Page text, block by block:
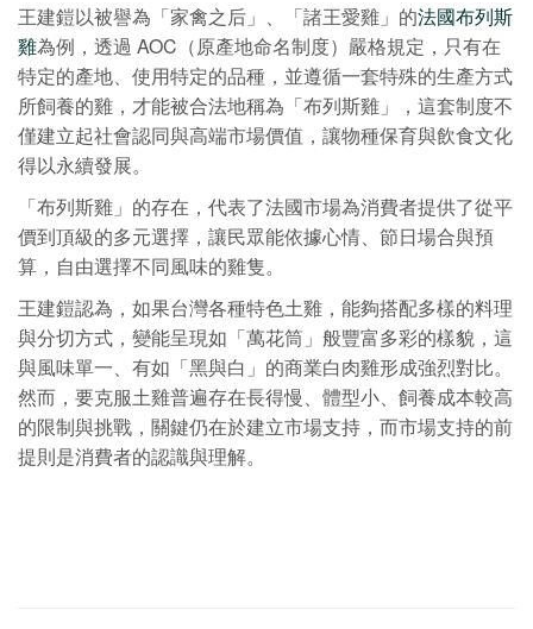
王建鎧以被譽為「家禽之后」、「諸王愛雞」的法國布列斯
雞為例，透過 AOC（原產地命名制度）嚴格規定，只有在
特定的產地、使用特定的品種，並遵循一套特殊的生產方式
所飼養的雞，才能被合法地稱為「布列斯雞」，這套制度不
僅建立起社會認同與高端市場價值，讓物種保育與飲食文化
得以永續發展。
「布列斯雞」的存在，代表了法國市場為消費者提供了從平
價到頂級的多元選擇，讓民眾能依據心情、節日場合與預
算，自由選擇不同風味的雞隻。
王建鎧認為，如果台灣各種特色土雞，能夠搭配多樣的料理
與分切方式，變能呈現如「萬花筒」般豐富多彩的樣貌，這
與風味單一、有如「黑與白」的商業白肉雞形成強烈對比。
然而，要克服土雞普遍存在長得慢、體型小、飼養成本較高
的限制與挑戰，關鍵仍在於建立市場支持，而市場支持的前
提則是消費者的認識與理解。